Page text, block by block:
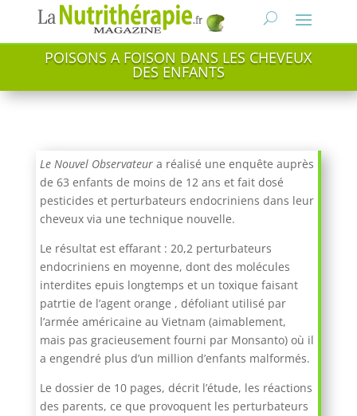
POISONS A FOISON DANS LES CHEVEUX
DES ENFANTS
Le Nouvel Observateura réalisé une enquête auprès
de 63 enfants de moins de 12 ans et fait dosé
pesticides et perturbateurs endocriniens dans leur
cheveux via une technique nouvelle.
Le résultat est effarant : 20,2 perturbateurs
endocriniens en moyenne, dont des molécules
interdites epuis longtemps et un toxique faisant
patrtie de l’agent orange , défoliant utilisé par
l’armée américaine au Vietnam (aimablement,
mais pas gracieusement fourni par Monsanto) où il
a engendré plus d’un million d’enfants malformés.
Le dossier de 10 pages, décrit l’étude, les réactions
des parents, ce que provoquent les perturbateurs